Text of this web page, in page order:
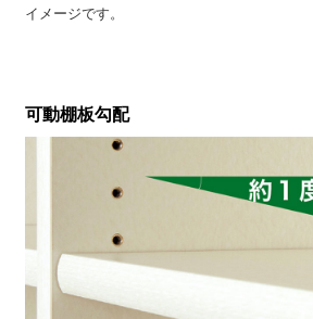
イメージです。
可動棚板勾配